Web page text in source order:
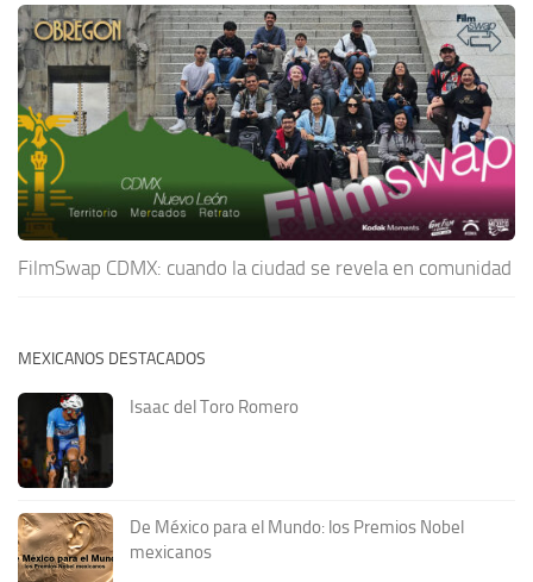
FilmSwap CDMX: cuando la ciudad se revela en comunidad
MEXICANOS DESTACADOS
Isaac del Toro Romero
De México para el Mundo: los Premios Nobel
mexicanos